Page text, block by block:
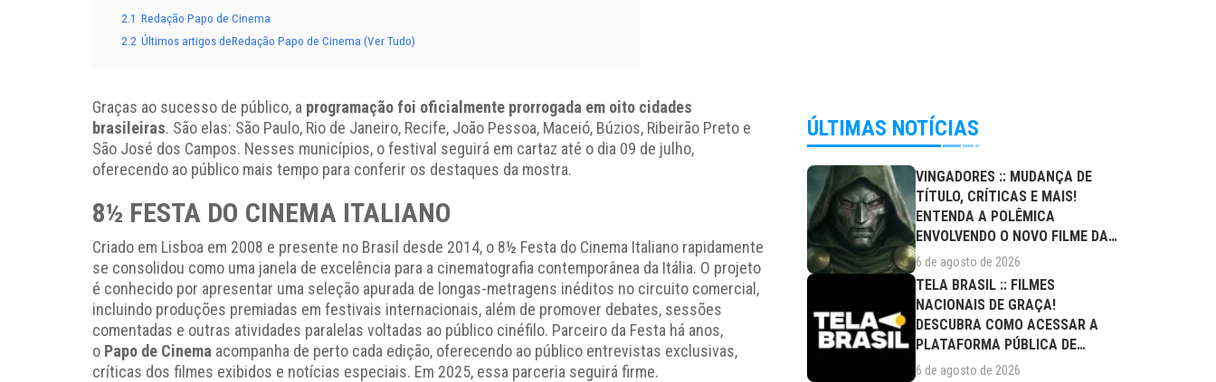
2.1 Redação Papo de Cinema
2.2 Últimos artigos deRedação Papo de Cinema (Ver Tudo)
Graças ao sucesso de público, a programação foi oficialmente prorrogada em oito cidades
brasileiras. São elas: São Paulo, Rio de Janeiro, Recife, João Pessoa, Maceió, Búzios, Ribeirão Preto e
São José dos Campos. Nesses municípios, o festival seguirá em cartaz até o dia 09 de julho,
oferecendo ao público mais tempo para conferir os destaques da mostra.
8½ FESTA DO CINEMA ITALIANO
Criado em Lisboa em 2008 e presente no Brasil desde 2014, o 8½ Festa do Cinema Italiano rapidamente
se consolidou como uma janela de excelência para a cinematografia contemporânea da Itália. O projeto
é conhecido por apresentar uma seleção apurada de longas-metragens inéditos no circuito comercial,
incluindo produções premiadas em festivais internacionais, além de promover debates, sessões
comentadas e outras atividades paralelas voltadas ao público cinéfilo. Parceiro da Festa há anos,
o Papo de Cinema acompanha de perto cada edição, oferecendo ao público entrevistas exclusivas,
críticas dos filmes exibidos e notícias especiais. Em 2025, essa parceria seguirá firme.
ÚLTIMAS NOTÍCIAS
VINGADORES :: MUDANÇA DE
TÍTULO, CRÍTICAS E MAIS!
ENTENDA A POLÊMICA
ENVOLVENDO O NOVO FILME DA
MARVEL
6 de agosto de 2026
TELA BRASIL :: FILMES
NACIONAIS DE GRAÇA!
DESCUBRA COMO ACESSAR A
PLATAFORMA PÚBLICA DE
STREAMING
6 de agosto de 2026